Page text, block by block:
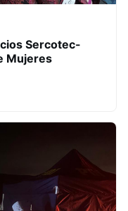
Sercotec-
Mujeres